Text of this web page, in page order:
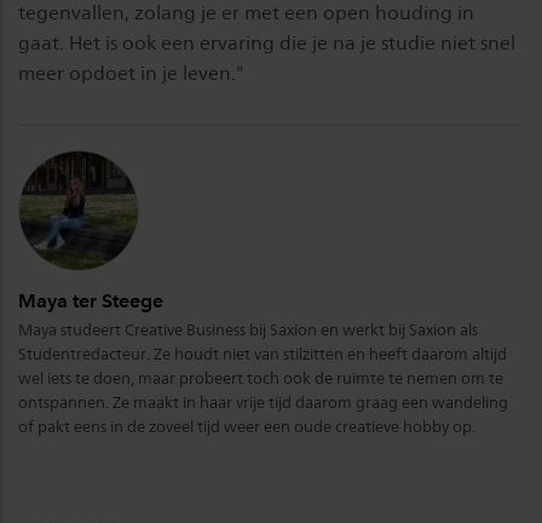
tegenvallen, zolang je er met een open houding in
gaat. Het is ook een ervaring die je na je studie niet snel
meer opdoet in je leven."
Maya ter Steege
Maya studeert Creative Business bij Saxion en werkt bij Saxion als
Studentredacteur. Ze houdt niet van stilzitten en heeft daarom altijd
wel iets te doen, maar probeert toch ook de ruimte te nemen om te
ontspannen. Ze maakt in haar vrije tijd daarom graag een wandeling
of pakt eens in de zoveel tijd weer een oude creatieve hobby op.